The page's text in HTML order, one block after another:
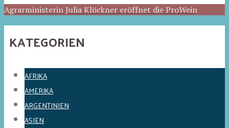
Agrarministerin Julia Klöckner eröffnet die ProWein
KATEGORIEN
AFRIKA
AMERIKA
ARGENTINIEN
ASIEN